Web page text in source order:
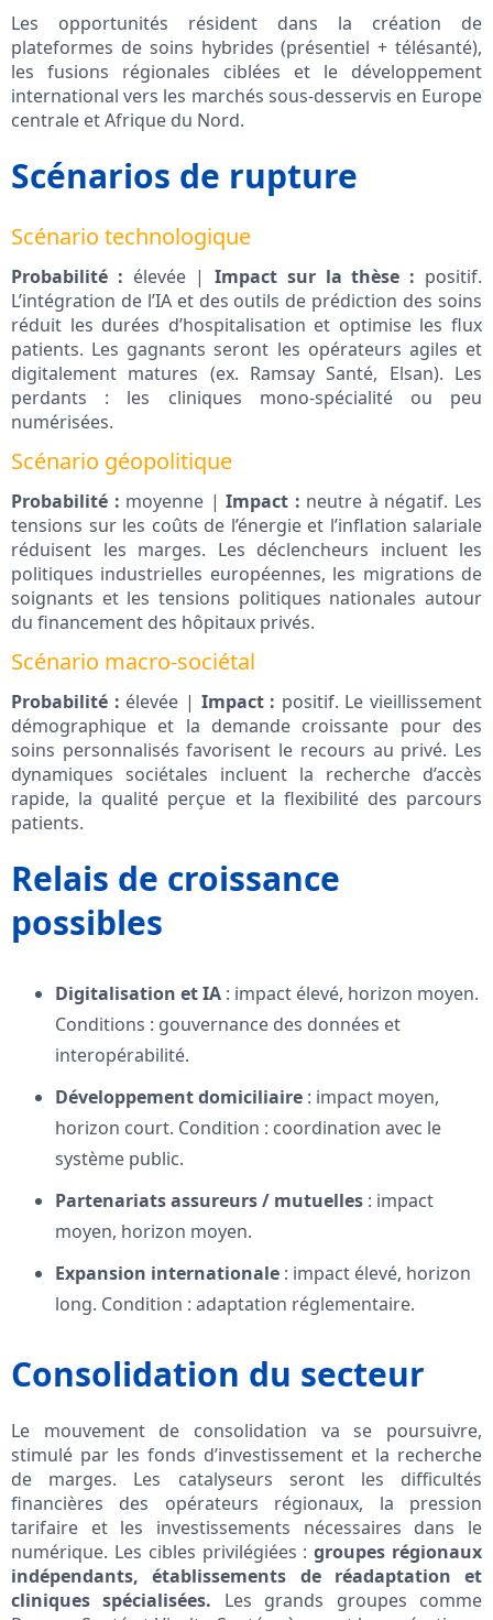
Les opportunités résident dans la création de
plateformes de soins hybrides (présentiel + télésanté),
les fusions régionales ciblées et le développement
international vers les marchés sous-desservis en Europe
centrale et Afrique du Nord.
Scénarios de rupture
Scénario technologique
Probabilité : élevée |Impact sur la thèse : positif.
L’intégration de l’IA et des outils de prédiction des soins
réduit les durées d’hospitalisation et optimise les flux
patients. Les gagnants seront les opérateurs agiles et
digitalement matures (ex. Ramsay Santé, Elsan). Les
perdants : les cliniques mono-spécialité ou peu
numérisées.
Scénario géopolitique
Probabilité : moyenne |Impact : neutre à négatif. Les
tensions sur les coûts de l’énergie et l’inflation salariale
réduisent les marges. Les déclencheurs incluent les
politiques industrielles européennes, les migrations de
soignants et les tensions politiques nationales autour
du financement des hôpitaux privés.
Scénario macro-sociétal
Probabilité : élevée | Impact : positif. Le vieillissement
démographique et la demande croissante pour des
soins personnalisés favorisent le recours au privé. Les
dynamiques sociétales incluent la recherche d’accès
rapide, la qualité perçue et la flexibilité des parcours
patients.
Relais de croissance
possibles
Digitalisation et IA : impact élevé, horizon moyen.
Conditions : gouvernance des données et
interopérabilité.
Développement domiciliaire : impact moyen,
horizon court. Condition : coordination avec le
système public.
Partenariats assureurs / mutuelles : impact
moyen, horizon moyen.
Expansion internationale : impact élevé, horizon
long. Condition : adaptation réglementaire.
Consolidation du secteur
Le mouvement de consolidation va se poursuivre,
stimulé par les fonds d’investissement et la recherche
de marges. Les catalyseurs seront les difficultés
financières des opérateurs régionaux, la pression
tarifaire et les investissements nécessaires dans le
numérique. Les cibles privilégiées :groupes régionaux
indépendants, établissements de réadaptation et
cliniques spécialisées. Les grands groupes comme